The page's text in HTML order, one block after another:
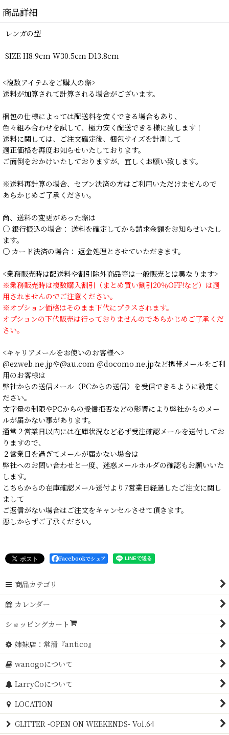
商品詳細
レンガの型
SIZE H8.9cm W30.5cm D13.8cm
<複数アイテムをご購入の際>
送料が加算されて計算される場合がございます。
梱包の仕様によっては配送料を安くできる場合もあり、
色々組み合わせを試して、極力安く配送できる様に致します！
送料に関しては、ご注文確定後、梱包サイズを計測して
適正価格を再度お知らせいたしております。
ご面倒をおかけいたしておりますが、宜しくお願い致します。
※送料再計算の場合、セブン決済の方はご利用いただけませんので
あらかじめご了承ください。
尚、送料の変更があった際は
○ 銀行振込の場合： 送料を確定してから請求金額をお知らせいたし
ます。
○ カード決済の場合： 返金処理とさせていただきます。
<業務販売時は配送料や割引除外商品等は一般販売とは異なります>
※業務販売時は複数購入割引（まとめ買い割引20％OFF!など）は適
用されませんのでご注意ください。
※オプション価格はそのまま下代にプラスされます。
オプションの下代販売は行っておりませんのであらかじめご了承くだ
さい。
<キャリアメールをお使いのお客様へ>
@ezweb.ne.jpや@au.com ＠docomo.ne.jpなど携帯メールをご利
用のお客様は
弊社からの送信メール（PCからの送信）を受信できるように設定く
ださい。
文字量の制限やPCからの受信拒否などの影響により弊社からのメー
ルが届かない事があります。
通常２営業日以内には在庫状況など必ず受注確認メールを送付してお
りますので、
２営業日を過ぎてメールが届かない場合は
弊社へのお問い合わせと一度、迷惑メールホルダの確認もお願いいた
します。
こちらからの在庫確認メール送付より7営業日経過したご注文に関し
まして
ご返信がない場合はご注文をキャンセルさせて頂きます。
悪しからずご了承ください。
Facebookでシェア
商品カテゴリ
カレンダー
ショッピングカート
姉妹店：常滑『antico』
wanogoについて
LarryCoについて
LOCATION
GLITTER -OPEN ON WEEKENDS- Vol.64